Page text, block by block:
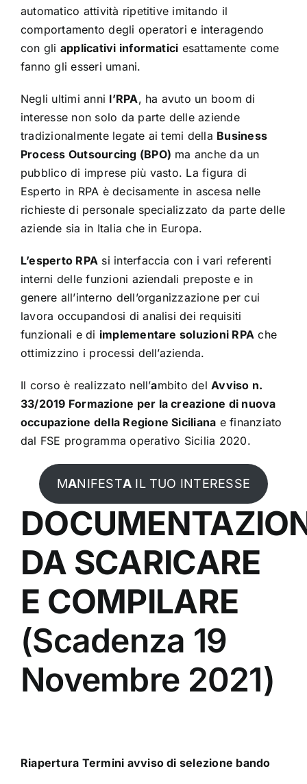
automatico attività ripetitive imitando il
comportamento degli operatori e interagendo
con gli applicativi informatici esattamente come
fanno gli esseri umani.
Negli ultimi anni l’RPA, ha avuto un boom di
interesse non solo da parte delle aziende
tradizionalmente legate ai temi della Business
Process Outsourcing (BPO) ma anche da un
pubblico di imprese più vasto. La figura di
Esperto in RPA è decisamente in ascesa nelle
richieste di personale specializzato da parte delle
aziende sia in Italia che in Europa.
L’esperto RPA si interfaccia con i vari referenti
interni delle funzioni aziendali preposte e in
genere all’interno dell’organizzazione per cui
lavora occupandosi di analisi dei requisiti
funzionali e di implementare soluzioni RPA che
ottimizzino i processi dell’azienda.
Il corso è realizzato nell’ambito delAvviso n.
33/2019 Formazione per la creazione di nuova
occupazione della Regione Siciliana e finanziato
dal FSE programma operativo Sicilia 2020.
MANIFESTA IL TUO INTERESSE
DA SCARICARE
E COMPILARE
(Scadenza 19
Novembre 2021)
Riapertura Termini avviso di selezione bando